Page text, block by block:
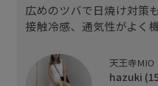
広めのツバで日焼け対策
接触冷感、通気性がよく
天王寺MIO
hazuki